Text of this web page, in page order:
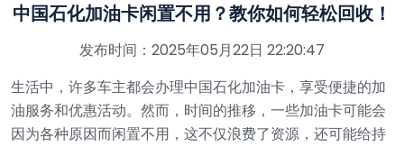
中国石化加油卡闲置不用？教你如何轻松回收！
发布时间：2025年05月22日 22:20:47
生活中，许多车主都会办理中国石化加油卡，享受便捷的加
油服务和优惠活动。然而，时间的推移，一些加油卡可能会
因为各种原因而闲置不用，这不仅浪费了资源，还可能给持